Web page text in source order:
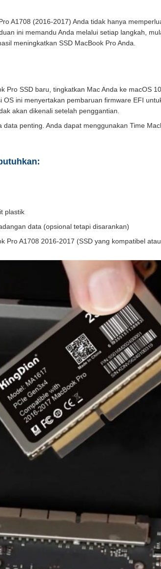
A1708 (2016-2017) Anda tidak hanya
ini memandu Anda melalui setiap langkah,
meningkatkan SSD MacBook Pro Anda.
Pro SSD baru, tingkatkan Mac Anda ke macOS
OS ini menyertakan pembaruan firmware EFI
akan dikenali setelah penggantian.
data penting. Anda dapat menggunakan Time
plastik
data (opsional tetapi disarankan)
Pro A1708 2016-2017 (SSD yang kompatibel